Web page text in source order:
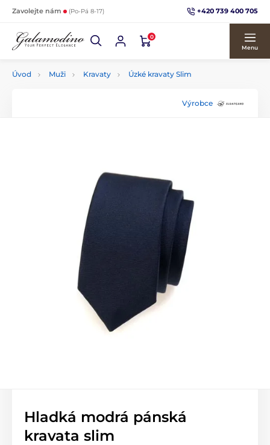
Zavolejte nám (Po-Pá 8-17) +420 739 400 705
0
Menu
Úvod Muži Kravaty Úzké kravaty Slim
Výrobce
Hladká modrá pánská
kravata slim